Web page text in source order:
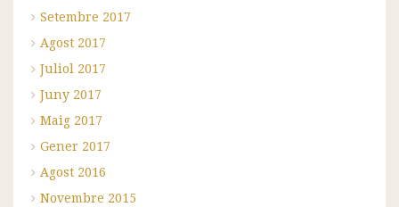
Setembre 2017
Agost 2017
Juliol 2017
Juny 2017
Maig 2017
Gener 2017
Agost 2016
Novembre 2015